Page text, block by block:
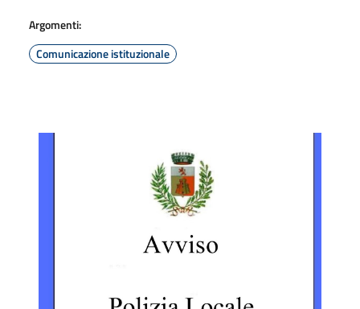
Argomenti:
Comunicazione istituzionale